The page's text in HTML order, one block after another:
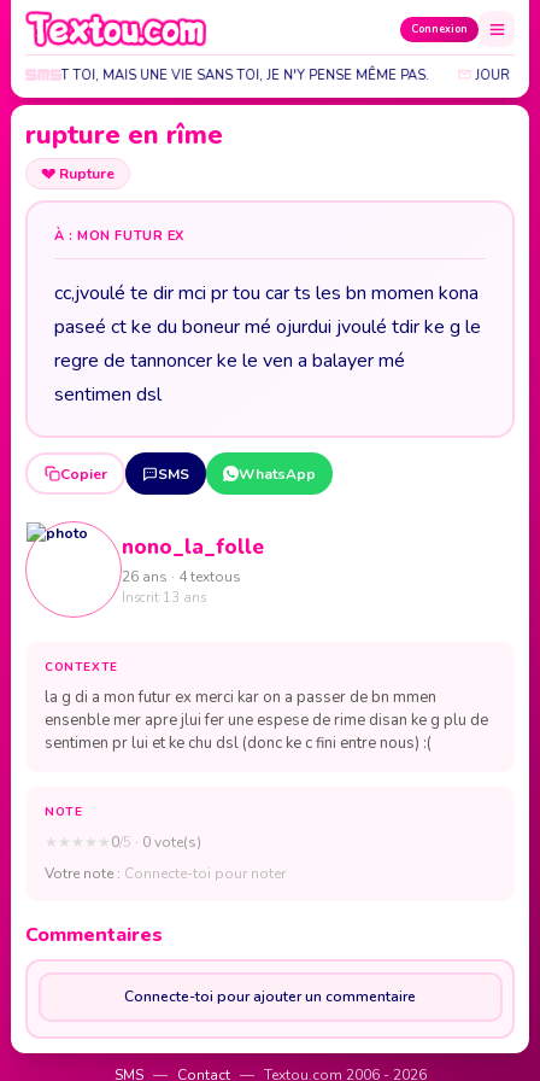
Connexion
LA VIE ET TOI, MAIS UNE VIE SANS TOI, JE N'Y PENSE MÊME PAS. JOUR &
rupture en rîme
💔 Rupture
À : MON FUTUR EX
cc,jvoulé te dir mci pr tou car ts les bn momen kona
paseé ct ke du boneur mé ojurdui jvoulé tdir ke g le
regre de tannoncer ke le ven a balayer mé
sentimen dsl
Copier SMS WhatsApp
nono_la_folle
26 ans · 4 textous
Inscrit 13 ans
CONTEXTE
la g di a mon futur ex merci kar on a passer de bn mmen
ensenble mer apre jlui fer une espese de rime disan ke g plu de
sentimen pr lui et ke chu dsl (donc ke c fini entre nous) :(
NOTE
★ ★ ★ ★ ★0/5 · 0 vote(s)
Votre note : Connecte-toi pour noter
Commentaires
Connecte-toi pour ajouter un commentaire
SMS — Contact — Textou.com 2006 - 2026